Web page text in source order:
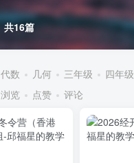
共16篇
代数 几何 三年级 四年级
浏览 点赞 评论